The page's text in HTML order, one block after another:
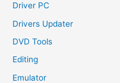
Driver PC
Drivers Updater
DVD Tools
Editing
Emulator